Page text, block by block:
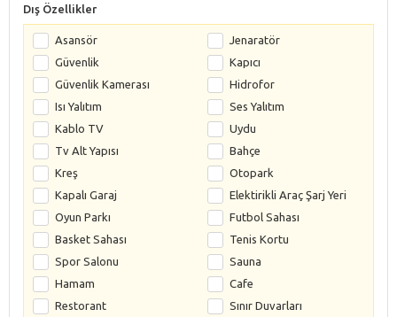
Dış Özellikler
Asansör
Jenaratör
Güvenlik
Kapıcı
Güvenlik Kamerası
Hidrofor
Isı Yalıtım
Ses Yalıtım
Kablo TV
Uydu
Tv Alt Yapısı
Bahçe
Kreş
Otopark
Kapalı Garaj
Elektirikli Araç Şarj Yeri
Oyun Parkı
Futbol Sahası
Basket Sahası
Tenis Kortu
Spor Salonu
Sauna
Hamam
Cafe
Restorant
Sınır Duvarları